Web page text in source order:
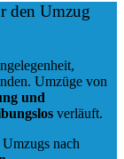
den Umzug
Umzüge von
und
verläuft.
nach